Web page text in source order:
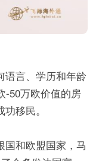
语言、学历和年龄
-50万欧价值的房
移民。
国和欧盟国家，马